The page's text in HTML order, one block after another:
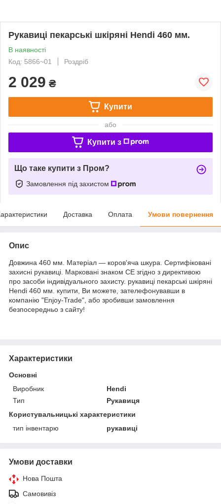
Рукавиці пекарські шкіряні Hendi 460 мм.
В наявності
Код: 5866~01
Роздріб
2 029 ₴
Купити
або
Купити з
Що таке купити з Пром?
Замовлення під захистом
Доставка Оплата Умови повернення
Опис
Довжина 460 мм. Матеріал — коров'яча шкура. Сертифіковані
захисні рукавиці. Марковані знаком CE згідно з директивою
про засоби індивідуального захисту. рукавиці пекарські шкіряні
Hendi 460 мм. купити, Ви можете, зателефонувавши в
компанію "Enjoy-Trade", або зробивши замовлення
безпосередньо з сайту!
Характеристики
Основні
Виробник
Hendi
Тип
Рукавиця
Користувальницькі характеристики
тип інвентарю
рукавиці
Умови доставки
Нова Пошта
Самовивіз